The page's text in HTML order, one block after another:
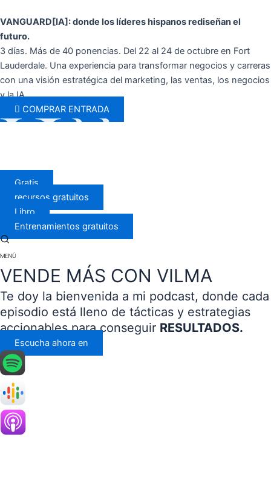
al
contenido
VANGUARD[IA]: donde los líderes hispanos rediseñan el
futuro.
3 días. Más de 40 ponencias. Del 22 al 24 de octubre en Fort
Lauderdale. Una experiencia para transformar negocios y carreras
con una visión estratégica del marketing, las ventas, los negocios
y la IA.
COMPRAR ENTRADA
Gratis
recursos gratuitos
Libro
Entrenamientos gratuitos
VENDE MÁS CON VILMA
Te doy la bienvenida a mi podcast, donde cada
episodio está lleno de tácticas y estrategias
accionables para conseguir RESULTADOS.
Escucha ahora en